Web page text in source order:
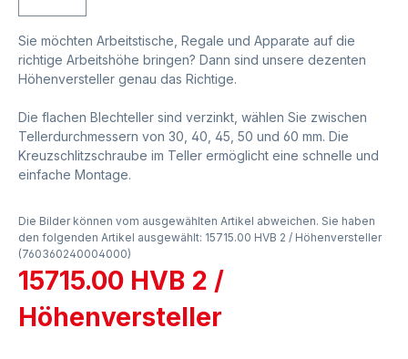
Sie möchten Arbeitstische, Regale und Apparate auf die
richtige Arbeitshöhe bringen? Dann sind unsere dezenten
Höhenversteller genau das Richtige.
Die flachen Blechteller sind verzinkt, wählen Sie zwischen
Tellerdurchmessern von 30, 40, 45, 50 und 60 mm. Die
Kreuzschlitzschraube im Teller ermöglicht eine schnelle und
einfache Montage.
Die Bilder können vom ausgewählten Artikel abweichen. Sie haben
den folgenden Artikel ausgewählt: 15715.00 HVB 2 / Höhenversteller
(760360240004000)
15715.00 HVB 2 /
Höhenversteller